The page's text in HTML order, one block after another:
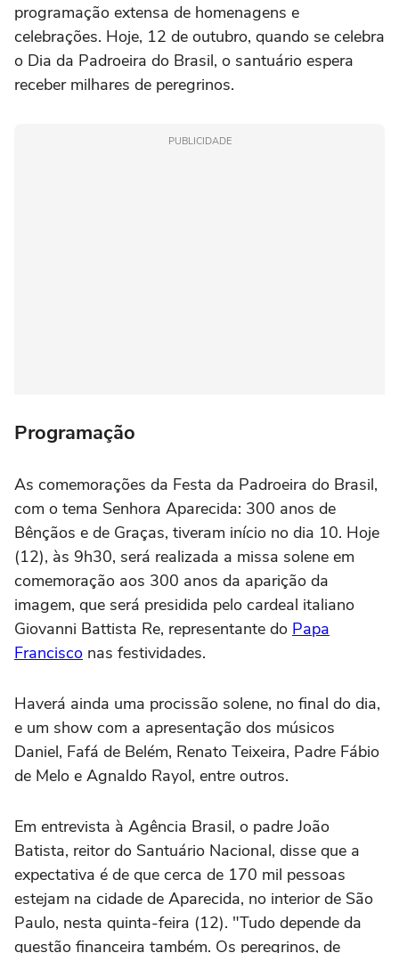
programação extensa de homenagens e
celebrações. Hoje, 12 de outubro, quando se celebra
o Dia da Padroeira do Brasil, o santuário espera
receber milhares de peregrinos.
PUBLICIDADE
Programação
As comemorações da Festa da Padroeira do Brasil,
com o tema Senhora Aparecida: 300 anos de
Bênçãos e de Graças, tiveram início no dia 10. Hoje
(12), às 9h30, será realizada a missa solene em
comemoração aos 300 anos da aparição da
imagem, que será presidida pelo cardeal italiano
Giovanni Battista Re, representante do Papa
Francisco nas festividades.
Haverá ainda uma procissão solene, no final do dia,
e um show com a apresentação dos músicos
Daniel, Fafá de Belém, Renato Teixeira, Padre Fábio
de Melo e Agnaldo Rayol, entre outros.
Em entrevista à Agência Brasil, o padre João
Batista, reitor do Santuário Nacional, disse que a
expectativa é de que cerca de 170 mil pessoas
estejam na cidade de Aparecida, no interior de São
Paulo, nesta quinta-feira (12). "Tudo depende da
questão financeira também. Os peregrinos, de